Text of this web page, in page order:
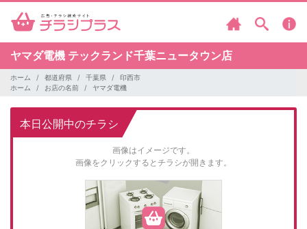
ヤマダ電機 テックランド千葉ニュータウン店
ホーム 都道府県 千葉県
印西市
ホーム
お店の名前 ヤマダ電機
本日公開中のチラシ
画像はイメージです。
画像をクリックするとチラシが開きます。